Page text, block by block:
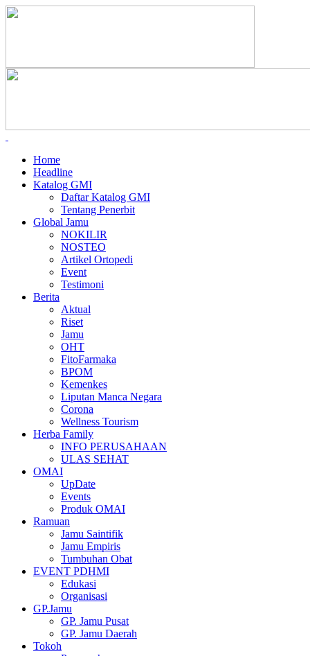
Home
Headline
Katalog GMI
Daftar Katalog GMI
Tentang Penerbit
Global Jamu
NOKILIR
NOSTEO
Artikel Ortopedi
Event
Testimoni
Berita
Aktual
Riset
Jamu
OHT
FitoFarmaka
BPOM
Kemenkes
Liputan Manca Negara
Corona
Wellness Tourism
Herba Family
INFO PERUSAHAAN
ULAS SEHAT
OMAI
UpDate
Events
Produk OMAI
Ramuan
Jamu Saintifik
Jamu Empiris
Tumbuhan Obat
EVENT PDHMI
Edukasi
Organisasi
GP.Jamu
GP. Jamu Pusat
GP. Jamu Daerah
Tokoh